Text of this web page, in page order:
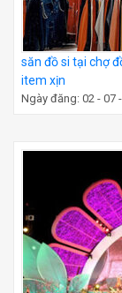
săn đồ si tại chợ
item xịn
Ngày đăng: 02 - 07